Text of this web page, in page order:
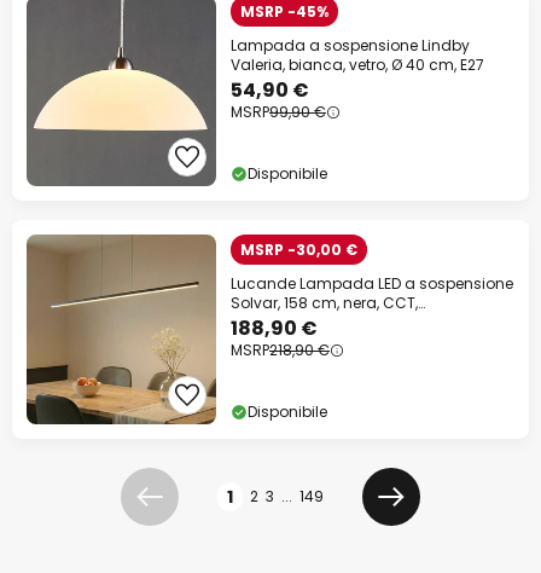
MSRP -45%
Lampada a sospensione Lindby
Valeria, bianca, vetro, Ø 40 cm, E27
54,90 €
MSRP99,90 €
Disponibile
MSRP -30,00 €
Lucande Lampada LED a sospensione
Solvar, 158 cm, nera, CCT,
dimmerabile
188,90 €
MSRP218,90 €
Disponibile
Precedente 1 2 3 ... 149
Prossimo